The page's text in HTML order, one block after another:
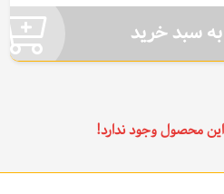
سبد خرید
محصول وجود ندارد!